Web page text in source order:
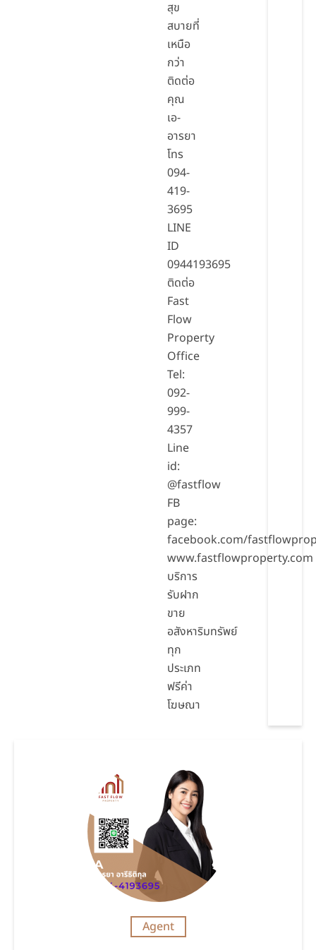
สุข
สบายที่
เหนือ
กว่า
ติดต่อ
คุณ
เอ-
อารยา
โทร
094-
419-
3695
LINE
ID
0944193695
ติดต่อ
Fast
Flow
Property
Office
Tel:
092-
999-
4357
Line
id:
@fastflow
FB
page:
facebook.com/
www.fastflowproperty.com
บริการ
รับฝาก
ขาย
อสังหาริมทรัพย์
ทุก
ประเภท
ฟรีค่า
โฆษณา
Agent